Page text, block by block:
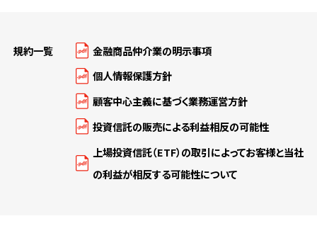
規約一覧
金融商品仲介業の明示事項
個人情報保護方針
顧客中心主義に基づく業務運営方針
投資信託の販売による利益相反の可能性
上場投資信託（ETF）の取引によってお客様と当社
の利益が相反する可能性について